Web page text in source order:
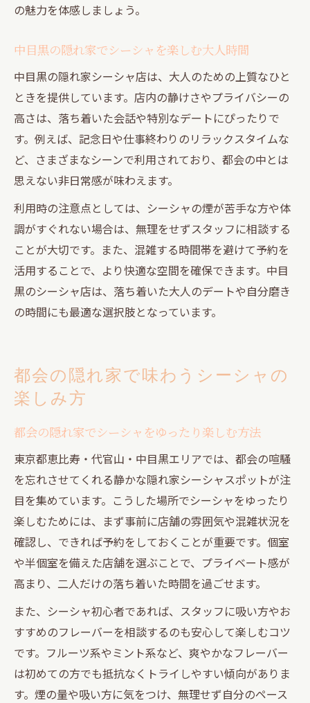
の魅力を体感しましょう。
中目黒の隠れ家でシーシャを楽しむ大人時間
中目黒の隠れ家シーシャ店は、大人のための上質なひと
ときを提供しています。店内の静けさやプライバシーの
高さは、落ち着いた会話や特別なデートにぴったりで
す。例えば、記念日や仕事終わりのリラックスタイムな
ど、さまざまなシーンで利用されており、都会の中とは
思えない非日常感が味わえます。
利用時の注意点としては、シーシャの煙が苦手な方や体
調がすぐれない場合は、無理をせずスタッフに相談する
ことが大切です。また、混雑する時間帯を避けて予約を
活用することで、より快適な空間を確保できます。中目
黒のシーシャ店は、落ち着いた大人のデートや自分磨き
の時間にも最適な選択肢となっています。
都会の隠れ家で味わうシーシャの
楽しみ方
都会の隠れ家でシーシャをゆったり楽しむ方法
東京都恵比寿・代官山・中目黒エリアでは、都会の喧騒
を忘れさせてくれる静かな隠れ家シーシャスポットが注
目を集めています。こうした場所でシーシャをゆったり
楽しむためには、まず事前に店舗の雰囲気や混雑状況を
確認し、できれば予約をしておくことが重要です。個室
や半個室を備えた店舗を選ぶことで、プライベート感が
高まり、二人だけの落ち着いた時間を過ごせます。
また、シーシャ初心者であれば、スタッフに吸い方やお
すすめのフレーバーを相談するのも安心して楽しむコツ
です。フルーツ系やミント系など、爽やかなフレーバー
は初めての方でも抵抗なくトライしやすい傾向がありま
す。煙の量や吸い方に気をつけ、無理せず自分のペース